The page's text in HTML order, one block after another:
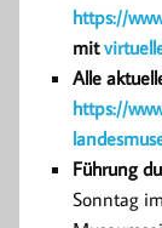
https://
mit
Alle
https://
Führung
Sonntag